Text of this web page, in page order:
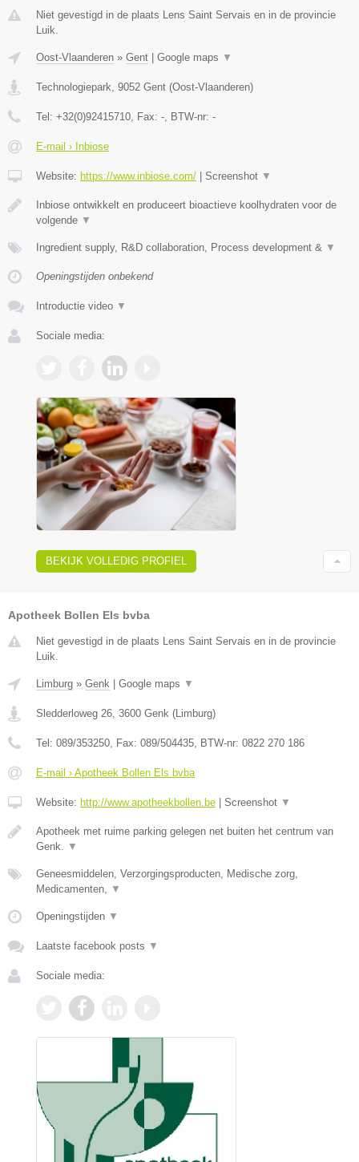
Niet gevestigd in de plaats Lens Saint Servais en in de provincie
Luik.
Oost-Vlaanderen » Gent Google maps ▼
Technologiepark 9052 Gent (Oost-Vlaanderen)
Tel: +32(0)92415710 , Fax: - , BTW-nr: -
E-mail › Inbiose
Website: https://www.inbiose.com/ Screenshot ▼
Inbiose ontwikkelt en produceert bioactieve koolhydraten voor de
volgende ▼
Ingredient supply, R&D collaboration, Process development & ▼
Openingstijden onbekend
Introductie video ▼
Sociale media:
BEKIJK VOLLEDIG PROFIEL
Apotheek Bollen Els bvba
Niet gevestigd in de plaats Lens Saint Servais en in de provincie
Luik.
Limburg » Genk | Google maps ▼
Sledderloweg 26 3600 Genk (Limburg)
Tel: 089/353250 , Fax: 089/504435 , BTW-nr: 0822 270 186
E-mail › Apotheek Bollen Els bvba
Website: http://www.apotheekbollen.be | Screenshot ▼
Apotheek met ruime parking gelegen net buiten het centrum van
Genk.
▼
Geneesmiddelen, Verzorgingsproducten, Medische zorg,
Medicamenten,
▼
Openingstijden ▼
Laatste facebook posts ▼
Sociale media: